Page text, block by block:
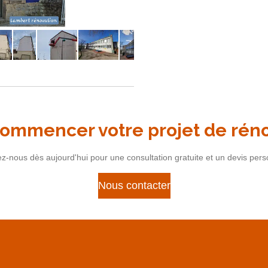
votre projet de
nous dès aujourd'hui pour une consultation gratuite et un devis
Nous contacter